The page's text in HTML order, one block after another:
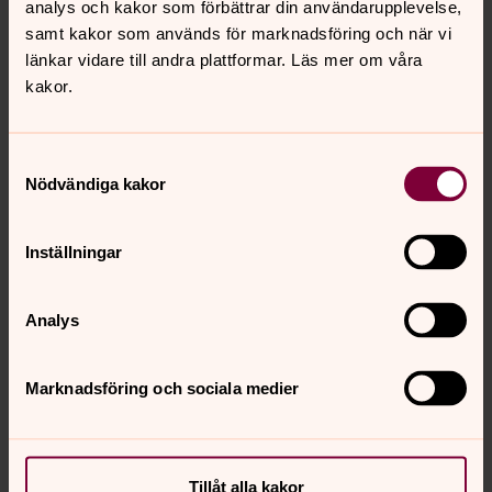
analys och kakor som förbättrar din användarupplevelse,
samt kakor som används för marknadsföring och när vi
länkar vidare till andra plattformar. Läs mer om våra
kakor.
Nödvändiga kakor
Inställningar
Analys
Marknadsföring och sociala medier
Tillåt alla kakor
Fakta: 20-årsjubileum
Lördagen 19 oktober i Gideonsbergskyrkan bjuder
Föreningen Kristen djupmeditation in till föredrag och
Dagen startar med meditationsmässa 9.00 och
avslutas 15.00 med jubileumsfika. För mer information
och anmälaninfo@djupmeditation.se
Text: Hanna Wallsten
meditationsgrupper med bland annat klangskålar.